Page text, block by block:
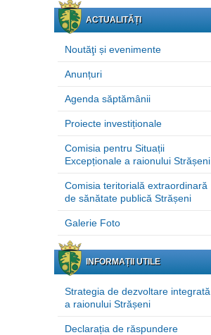
ACTUALITĂȚI
Noutăţi și evenimente
Anunțuri
Agenda săptămânii
Proiecte investiționale
Comisia pentru Situații
Excepționale a raionului Strășeni
Comisia teritorială extraordinară
de sănătate publică Strășeni
Galerie Foto
INFORMAȚII UTILE
Strategia de dezvoltare integrată
a raionului Strășeni
Declarația de răspundere